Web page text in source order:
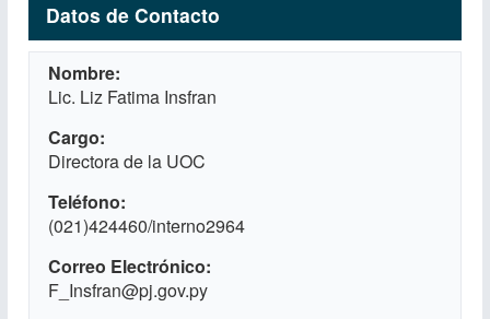
Datos de Contacto
Nombre
Lic. Liz Fatima Insfran
Cargo
Directora de la UOC
Teléfono
(021)424460/interno2964
Correo Electrónico
F_Insfran@pj.gov.py